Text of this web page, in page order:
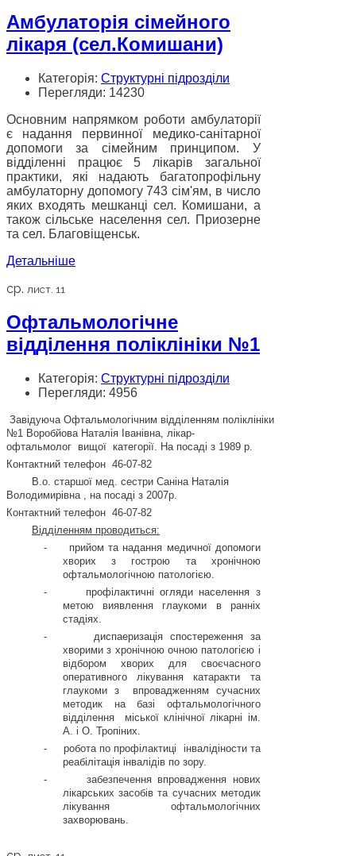
Амбулаторія сімейного
лікаря (сел.Комишани)
Категорія: Структурні підрозділи
Перегляди: 14230
Основним напрямком роботи амбулаторії
є надання первинної медико-санітарної
допомоги за сімейним принципом. У
відділенні працює 5 лікарів загальної
практики, які надають багатопрофільну
амбулаторну допомогу 743 сім'ям, в число
яких входять мешканці сел. Комишани, а
також сільське населення сел. Приозерне
та сел. Благовіщенськ.
Детальніше
ср. лист. 11
Офтальмологічне
відділення поліклініки №1
Категорія: Структурні підрозділи
Перегляди: 4956
ЗавідуючаОфтальмологічним відділенням поліклініки
№1 Воробйова Наталія Іванівна, лікар-
офтальмолог вищої категорії. На посаді з 1989 р.
Контактний телефон 46-07-82
В.о. старшої мед. сестри Саніна Наталія
Володимирівна , на посаді з 2007р.
Контактний телефон 46-07-82
Відділенням проводиться:
-
прийом та надання медичної допомоги
хворих з гострою та хронічною
офтальмологічною патологією.
-
профілактичні огляди населення з
метою виявлення глаукоми в ранніх
стадіях.
-
диспаеризація спостереження за
хворими з хронічною очною патологією і
відбором хворих для своєчасного
оперативного лікування катаракти та
глаукоми з
впровадженням сучасних
методик на базі офтальмологічного
відділення
міської клінічної лікарні ім.
А. і О. Тропіних.
-
робота по профілактиці
інвалідіности та
реабілітація інвалідів по зору.
-
забезпечення впровадження нових
лікарських засобів та сучасних методик
лікування офтальмологічних
захворювань.